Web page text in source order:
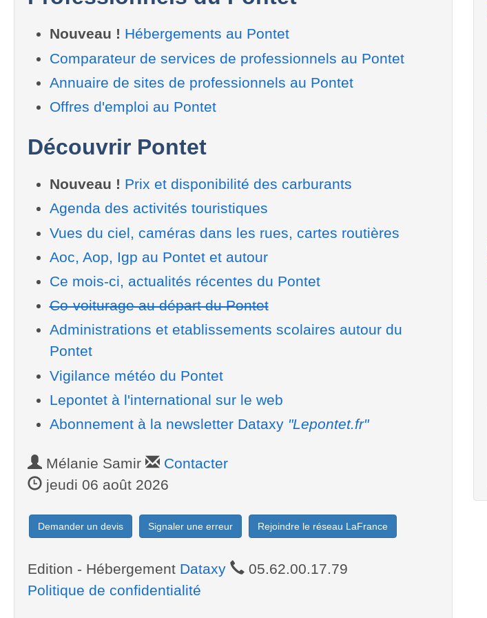
Nouveau ! Hébergements au Pontet
Comparateur de services de professionnels au Pontet
Annuaire de sites de professionnels au Pontet
Offres d'emploi au Pontet
Découvrir Pontet
Nouveau ! Prix et disponibilité des carburants
Agenda des activités touristiques
Vues du ciel, caméras dans les rues, cartes routières
Aoc, Aop, Igp au Pontet et autour
Ce mois-ci, actualités récentes du Pontet
Co-voiturage au départ du Pontet
Administrations et etablissements scolaires autour du
Pontet
Vigilance météo du Pontet
Lepontet à l'international sur le web
Abonnement à la newsletter Dataxy "Lepontet.fr"
Mélanie Samir
Contacter
jeudi 06 août 2026
Demander un devis Signaler une erreur Rejoindre le réseau LaFrance
Edition - Hébergement Dataxy
05.62.00.17.79
Politique de confidentialité